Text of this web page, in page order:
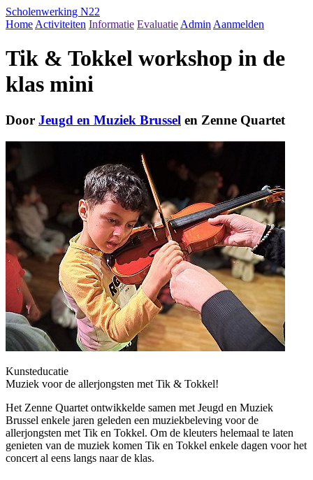
Scholenwerking N22
Home Activiteiten Informatie Evaluatie Admin Aanmelden
Tik & Tokkel workshop in de
klas mini
Door Jeugd en Muziek Brussel en Zenne Quartet
Kunsteducatie
Muziek voor de allerjongsten met Tik & Tokkel!
Het Zenne Quartet ontwikkelde samen met Jeugd en Muziek
Brussel enkele jaren geleden een muziekbeleving voor de
allerjongsten met Tik en Tokkel. Om de kleuters helemaal te laten
genieten van de muziek komen Tik en Tokkel enkele dagen voor het
concert al eens langs naar de klas.